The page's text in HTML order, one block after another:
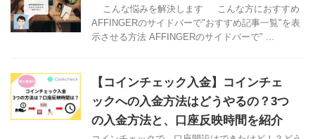
こんな悩みを解決します こんな方におすすめ
AFFINGERのサイドバーで"おすすめ記事一覧"を表
示させる方法 AFFINGERのサイドバーで" ...
【コインチェック入金】コインチェ
ックへの入金方法はどうやるの？3つ
の入金方法と、口座反映時間を紹介